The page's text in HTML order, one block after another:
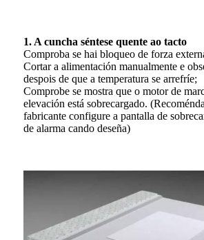
1. A cuncha séntese quente ao tacto
Comproba se hai bloqueo de forza
Cortar a alimentación manualmente e
despois de que a temperatura se arrefríe;
Comprobe se mostra que o motor de
elevación está sobrecargado.
fabricante configure a pantalla de
de alarma cando deseña)